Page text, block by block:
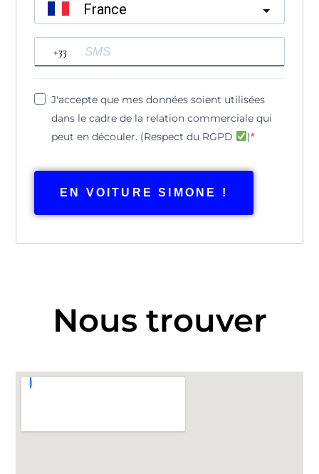
France
J'accepte que mes données soient utilisées
dans le cadre de la relation commerciale qui
peut en découler. (Respect du RGPD
)
EN VOITURE SIMONE !
Nous trouver